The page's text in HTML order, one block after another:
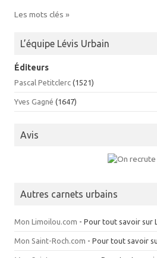
Les mots clés »
L’équipe Lévis Urbain
Éditeurs
Pascal Petitclerc (1521)
Yves Gagné (1647)
Avis
Autres carnets urbains
Mon Limoilou.com - Pour tout savoir sur
Mon Saint-Roch.com - Pour tout savoir